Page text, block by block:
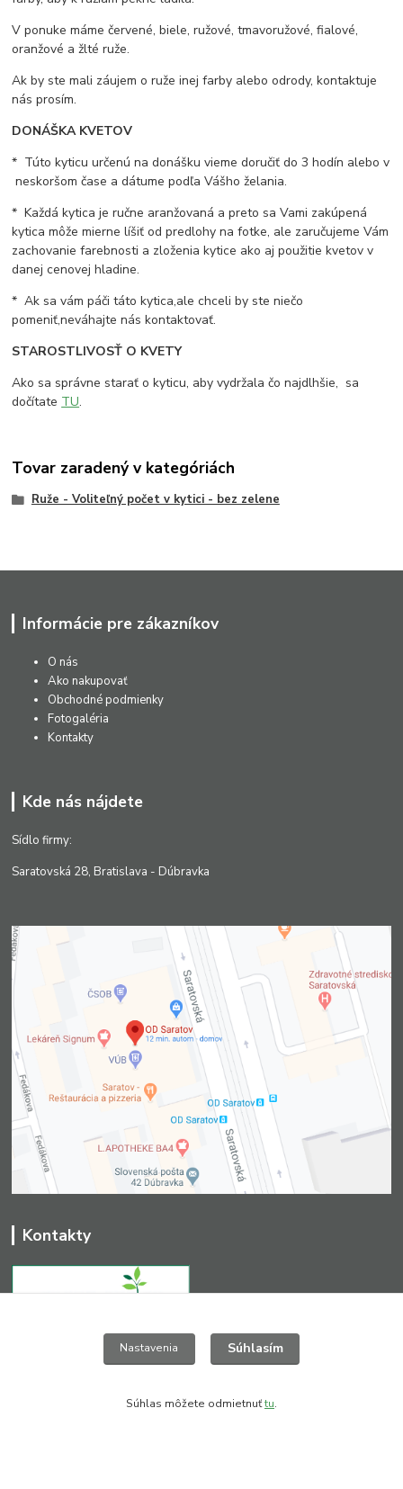
V ponuke máme červené, biele, ružové, tmavoružové, fialové,
oranžové a žlté ruže.
Ak by ste mali záujem o ruže inej farby alebo odrody, kontaktuje
nás prosím.
DONÁŠKA KVETOV
* Túto kyticu určenú na donášku vieme doručiť do 3 hodín alebo v
neskoršom čase a dátume podľa Vášho želania.
* Každá kytica je ručne aranžovaná a preto sa Vami zakúpená
kytica môže mierne líšiť od predlohy na fotke, ale zaručujeme Vám
zachovanie farebnosti a zloženia kytice ako aj použitie kvetov v
danej cenovej hladine.
* Ak sa vám páči táto kytica,ale chceli by ste niečo
pomeniť,neváhajte nás kontaktovať.
STAROSTLIVOSŤ O KVETY
Ako sa správne starať o kyticu, aby vydržala čo najdlhšie, sa
dočítate TU.
Tovar zaradený v kategóriách
Ruže - Voliteľný počet v kytici - bez zelene
Informácie pre zákazníkov
O nás
Ako nakupovať
Obchodné podmienky
Fotogaléria
Kontakty
Kde nás nájdete
Sídlo firmy:
Saratovská 28, Bratislava - Dúbravka
Kontakty
+421 903 411 827
greendesign@nextra.sk
Nastavenia Súhlasím
Súhlas môžete odmietnuťtu.